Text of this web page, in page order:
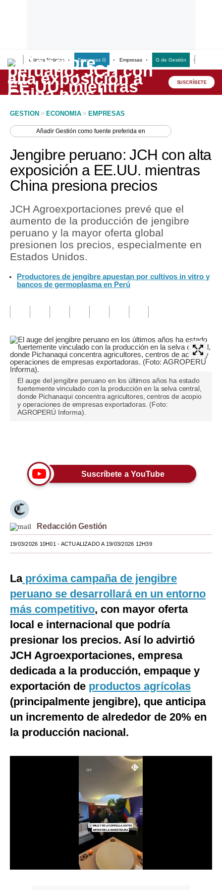
Últimas Noticias Empresas G Empresas G de Gestión
Lo último
Peru Quiosco
Economía
Mercados
Política
Tu Dinero
Finanzas Personales
Inmobiliarias
Opinión
Editorial
Pregunta de hoy
Blogs
Tendencias
Estilos
Mundo
EEUU
Internacional
Tecnología
Mix
G de Gestión
Podcast
Gestión TV
Videos
Fotogalerías
SUSCRÍBETE
GESTION > ECONOMIA > EMPRESAS
AñadirGestión como fuente preferida en
Jengibre peruano: JCH con alta
exposición a EE.UU. mientras
China presiona precios
JCH Agroexportaciones prevé que el
aumento de la producción de jengibre
peruano y la mayor oferta global
presionen los precios, especialmente en
Estados Unidos.
Productores de jengibre apuestan por cultivos in vitro y
bancos de germoplasma en Perú
El auge del jengibre peruano en los últimos años ha estado
fuertemente vinculado con la producción en la selva central,
donde Pichanaqui concentra agricultores, centros de acopio
y operaciones de empresas exportadoras. (Foto:
AGROPERÚ Informa).
Suscríbete a YouTube
Redacción Gestión
19/03/2026 10H01 - ACTUALIZADO A 19/03/2026 12H39
Lapróxima campaña de jengibre
peruano se desarrollará en un entorno
más competitivo, con mayor oferta
local e internacional que podría
presionar los precios. Así lo advirtió
JCH Agroexportaciones, empresa
dedicada a la producción, empaque y
exportación de productos agrícolas
(principalmente jengibre), que anticipa
un incremento de alrededor de 20% en
la producción nacional.